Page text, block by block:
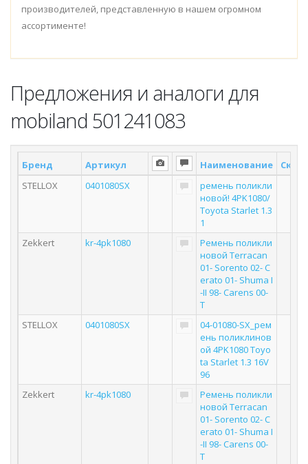
производителей, представленную в нашем огромном
ассортименте!
Предложения и аналоги для
mobiland 501241083
Бренд Артикул Наименование
STELLOX
0401080SX
ремень поликли
новой! 4PK1080/
Toyota Starlet 1.3
1
Zekkert
kr-4pk1080
Ремень поликли
новой Terracan
01- Sorento 02- C
erato 01- Shuma I
-II 98- Carens 00-
T
STELLOX
0401080SX
04-01080-SX_рем
ень поликлинов
ой 4PK1080 Toyo
ta Starlet 1.3 16V
96
Zekkert
kr-4pk1080
Ремень поликли
новой Terracan
01- Sorento 02- C
erato 01- Shuma I
-II 98- Carens 00-
T